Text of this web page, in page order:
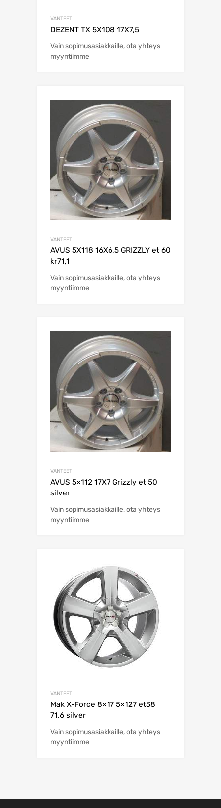
VANTEET
DEZENT TX 5X108 17X7,5
Vain sopimusasiakkaille, ota yhteys
myyntiimme
VANTEET
AVUS 5X118 16X6,5 GRIZZLY et 60
kr71,1
Vain sopimusasiakkaille, ota yhteys
myyntiimme
VANTEET
AVUS 5×112 17X7 Grizzly et 50
silver
Vain sopimusasiakkaille, ota yhteys
myyntiimme
VANTEET
Mak X-Force 8×17 5×127 et38
71.6 silver
Vain sopimusasiakkaille, ota yhteys
myyntiimme